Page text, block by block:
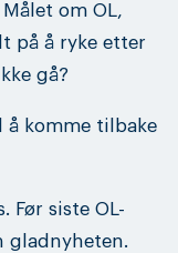
om OL,
på å ryke etter
gå?
å komme tilbake
Før siste OL-
gladnyheten.